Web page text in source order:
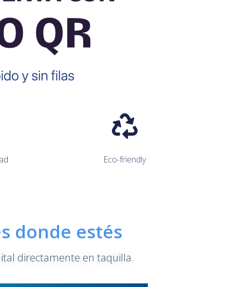
Eco-friendly
donde estés
directamente en taquilla.